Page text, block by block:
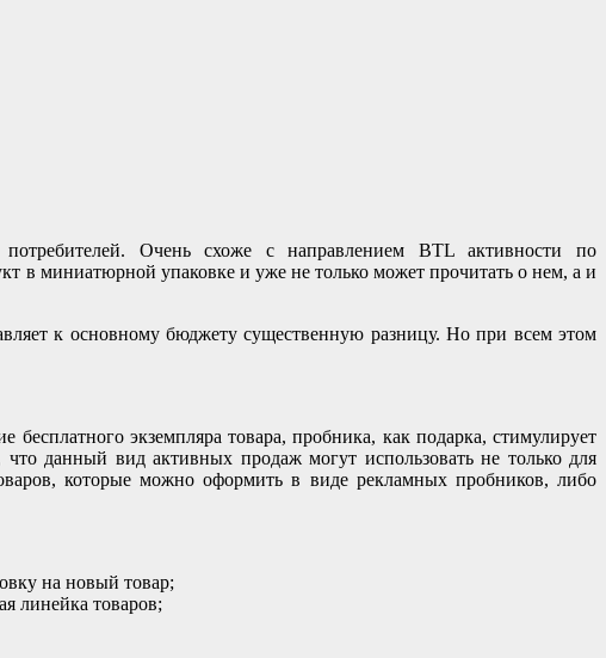
Очень схоже с направлением BTL активности по
в миниатюрной упаковке и уже не только может прочитать о нем, а и
к основному бюджету существенную разницу. Но при всем этом
экземпляра товара, пробника, как подарка, стимулирует
данный вид активных продаж могут использовать не только для
которые можно оформить в виде рекламных пробников, либо
на новый товар;
линейка товаров;